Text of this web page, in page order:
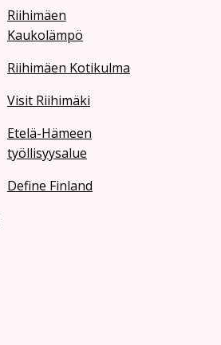
Riihimäen
Kaukolämpö
Riihimäen Kotikulma
Visit Riihimäki
Etelä-Hämeen
työllisyysalue
Define Finland